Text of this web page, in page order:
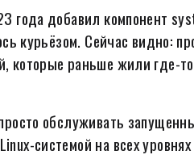
года добавил компонент
курьёзом. Сейчас видно:
которые раньше жили где-
обслуживать
системой на всех